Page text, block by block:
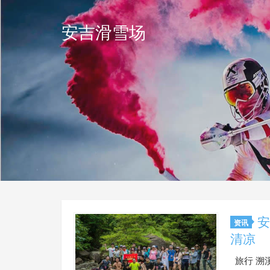
安吉滑雪场
资讯
清凉
旅行 溯